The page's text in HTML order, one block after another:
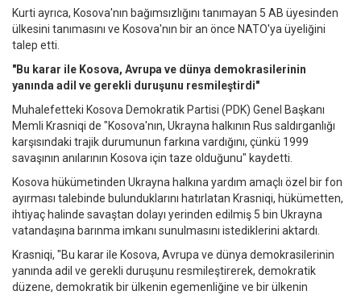
Kurti ayrıca, Kosova'nın bağımsızlığını tanımayan 5 AB üyesinden
ülkesini tanımasını ve Kosova'nın bir an önce NATO'ya üyeliğini
talep etti.
"Bu karar ile Kosova, Avrupa ve dünya demokrasilerinin
yanında adil ve gerekli duruşunu resmileştirdi"
Muhalefetteki Kosova Demokratik Partisi (PDK) Genel Başkanı
Memli Krasniqi de "Kosova'nın, Ukrayna halkının Rus saldırganlığı
karşısındaki trajik durumunun farkına vardığını, çünkü 1999
savaşının anılarının Kosova için taze olduğunu" kaydetti.
Kosova hükümetinden Ukrayna halkına yardım amaçlı özel bir fon
ayırması talebinde bulunduklarını hatırlatan Krasniqi, hükümetten,
ihtiyaç halinde savaştan dolayı yerinden edilmiş 5 bin Ukrayna
vatandaşına barınma imkanı sunulmasını istediklerini aktardı.
Krasniqi, "Bu karar ile Kosova, Avrupa ve dünya demokrasilerinin
yanında adil ve gerekli duruşunu resmileştirerek, demokratik
düzene, demokratik bir ülkenin egemenliğine ve bir ülkenin